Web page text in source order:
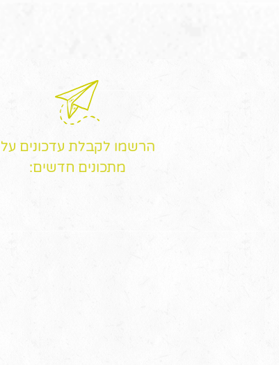
הרשמו לקבלת עדכונים על
מתכונים חדשים: